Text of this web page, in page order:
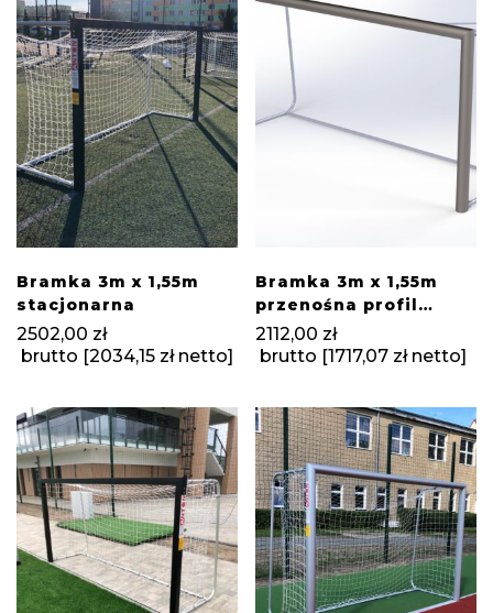
Bramka 3m x 1,55m
stacjonarna
2502,00 zł
brutto [2034,15 złnetto]
Bramka 3m x 1,55m
przenośna profil
100×120
2112,00 zł
brutto [1717,07 złnetto]